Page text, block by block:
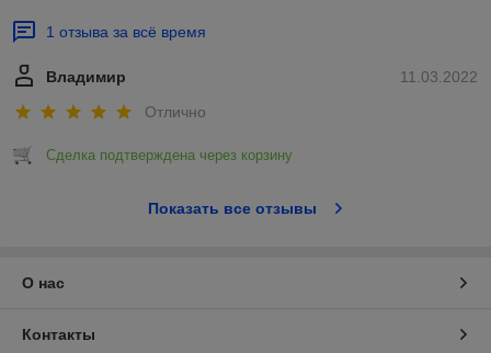
1 отзыва за всё время
11.03.2022
Владимир
Отлично
Сделка подтверждена через корзину
Показать все отзывы
О нас
Контакты